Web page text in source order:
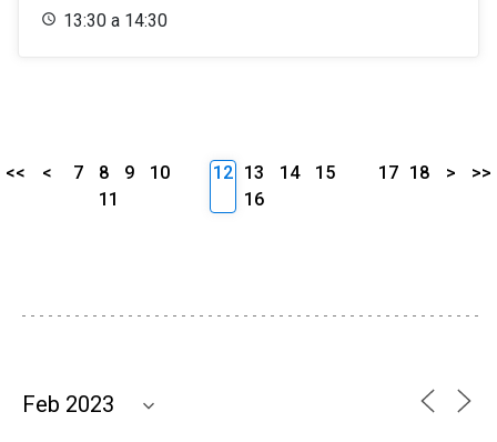
13:30 a 14:30
<< < 7 8 9
10
11
12 13 14
15
16
17 18 > >>